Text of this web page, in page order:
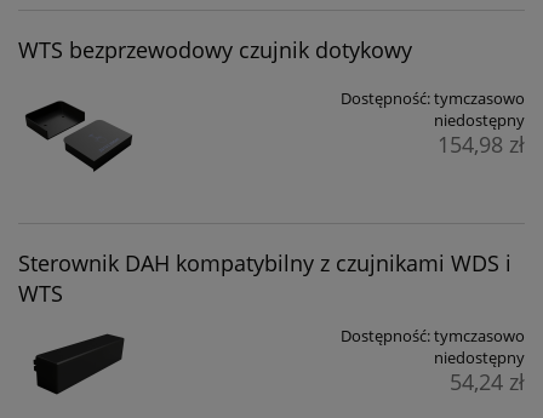
WTS bezprzewodowy czujnik dotykowy
Dostępność:tymczasowo
niedostępny
154,98 zł
Sterownik DAH kompatybilny z czujnikami WDS i
WTS
Dostępność:tymczasowo
niedostępny
54,24 zł